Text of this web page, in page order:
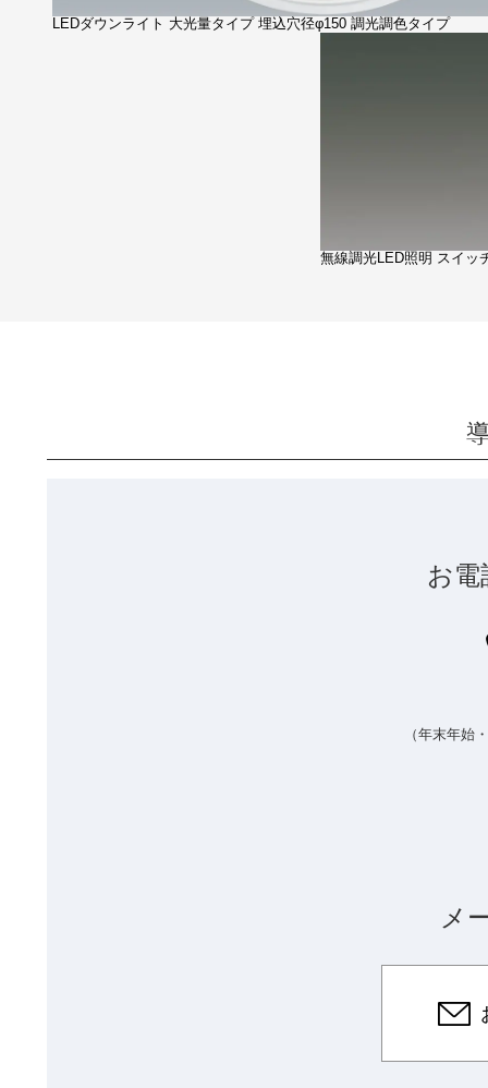
LEDダウンライト 大光量タイプ 埋込穴径φ150 調光調色タイプ
無線調光LED照明 スイッ
お
（年末年始
メ